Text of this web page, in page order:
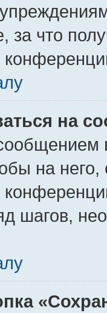
за что
на
на
шагов,